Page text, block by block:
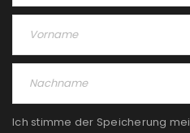
Ich stimme der Speicherung